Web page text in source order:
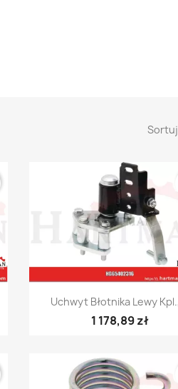
Szybki podgląd
Uchwyt Błotnika Lewy
1 178,89 zł